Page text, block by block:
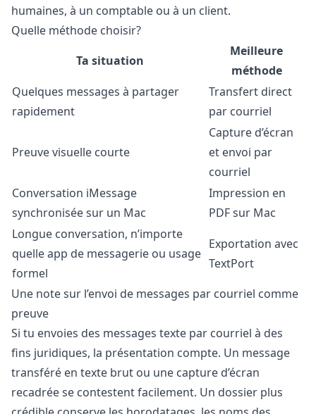
humaines, à un comptable ou à un client.
Quelle méthode choisir?
Ta situation
Meilleure
méthode
Quelques messages à partager
rapidement
Transfert direct
par courriel
Preuve visuelle courte
Capture d’écran
et envoi par
courriel
Conversation iMessage
synchronisée sur un Mac
Impression en
PDF sur Mac
Longue conversation, n’importe
quelle app de messagerie ou usage
formel
Exportation avec
TextPort
Une note sur l’envoi de messages par courriel comme
preuve
Si tu envoies des messages texte par courriel à des
fins juridiques, la présentation compte. Un message
transféré en texte brut ou une capture d’écran
recadrée se contestent facilement. Un dossier plus